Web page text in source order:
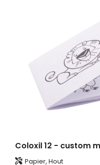
Coloxil 12 - custom
Papier, Hout